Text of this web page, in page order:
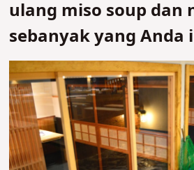
ulang miso soup dan
sebanyak yang Anda